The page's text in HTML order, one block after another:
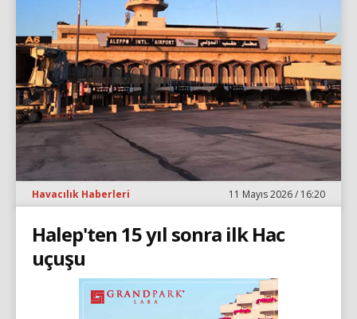
Havacılık Haberleri 11 Mayıs 2026 / 16:20
Halep'ten 15 yıl sonra ilk Hac
uçuşu